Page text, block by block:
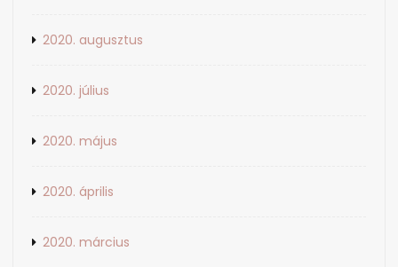
2020. augusztus
2020. július
2020. május
2020. április
2020. március